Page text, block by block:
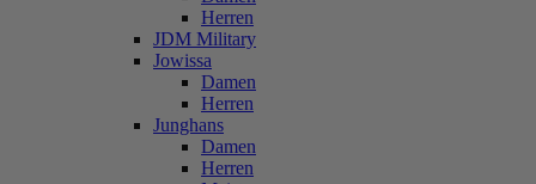
Herren
JDM Military
Jowissa
Damen
Herren
Junghans
Damen
Herren